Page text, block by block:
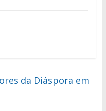
da Diáspora em